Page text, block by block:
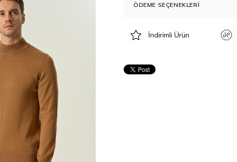
ÖDEME SEÇENEKLERI
İndirimli Ürün